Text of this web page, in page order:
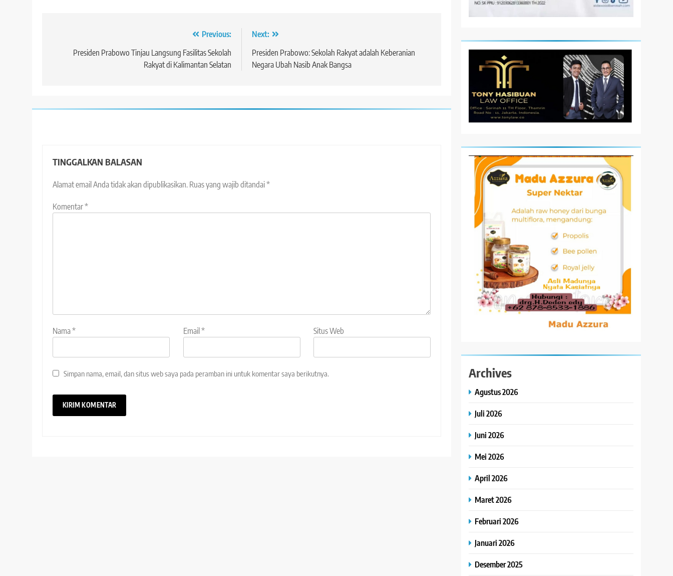
Previous:
Presiden Prabowo Tinjau Langsung Fasilitas Sekolah
Rakyat di Kalimantan Selatan
Next:
Presiden Prabowo: Sekolah Rakyat adalah Keberanian
Negara Ubah Nasib Anak Bangsa
TINGGALKAN BALASAN
Alamat email Anda tidak akan dipublikasikan. Ruas yang wajib ditandai*
Komentar*
Nama* Email* Situs Web
Simpan nama, email, dan situs web saya pada peramban ini untuk komentar saya berikutnya. Archives
Agustus 2026
Juli 2026
Juni 2026
Mei 2026
April 2026
Maret 2026
Februari 2026
Januari 2026
Desember 2025